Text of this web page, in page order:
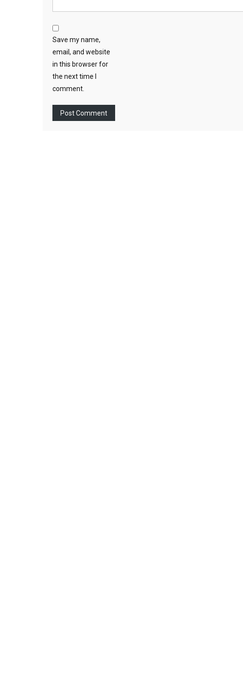
Save my name,
email, and website
in this browser for
the next time I
comment.